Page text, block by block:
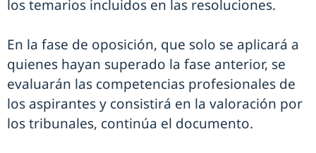
los temarios incluidos en las resoluciones.
En la fase de oposición, que solo se aplicará a
quienes hayan superado la fase anterior, se
evaluarán las competencias profesionales de
los aspirantes y consistirá en la valoración por
los tribunales, continúa el documento.